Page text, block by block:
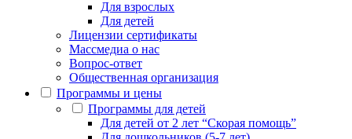
Для взрослых
Для детей
Лицензии сертификаты
Массмедиа о нас
Вопрос-ответ
Общественная организация
Программы и цены
Программы для детей
Для детей от 2 лет “Скорая помощь”